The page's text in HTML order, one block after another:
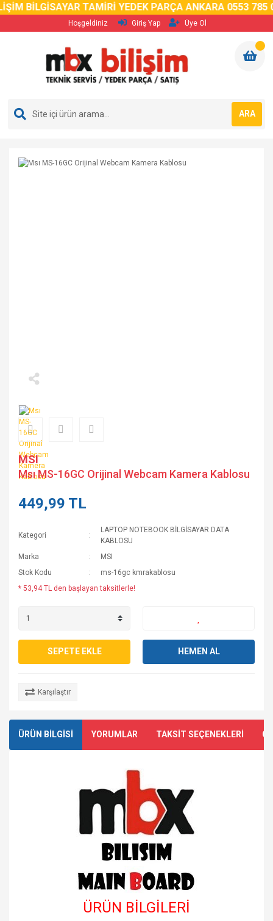
BİLGİSAYAR TAMİRİ YEDEK PARÇA ANKARA 0553 785 02
Hoşgeldiniz Giriş Yap Üye Ol
ARA
MSI
Msı MS-16GC Orijinal Webcam Kamera Kablosu
449,99 TL
Kategori
LAPTOP NOTEBOOK BİLGİSAYAR DATA
KABLOSU
Marka
MSI
Stok Kodu
ms-16gc kmrakablosu
* 53,94 TL den başlayan taksitlerle!
SEPETE EKLE HEMEN AL
Karşılaştır
ÜRÜN BİLGİSİ YORUMLAR TAKSİT SEÇENEKLERİ
ÜRÜN BİLGİLERİ